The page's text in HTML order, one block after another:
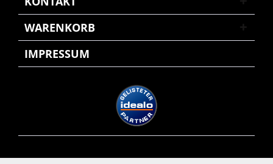
WARENKORB
IMPRESSUM